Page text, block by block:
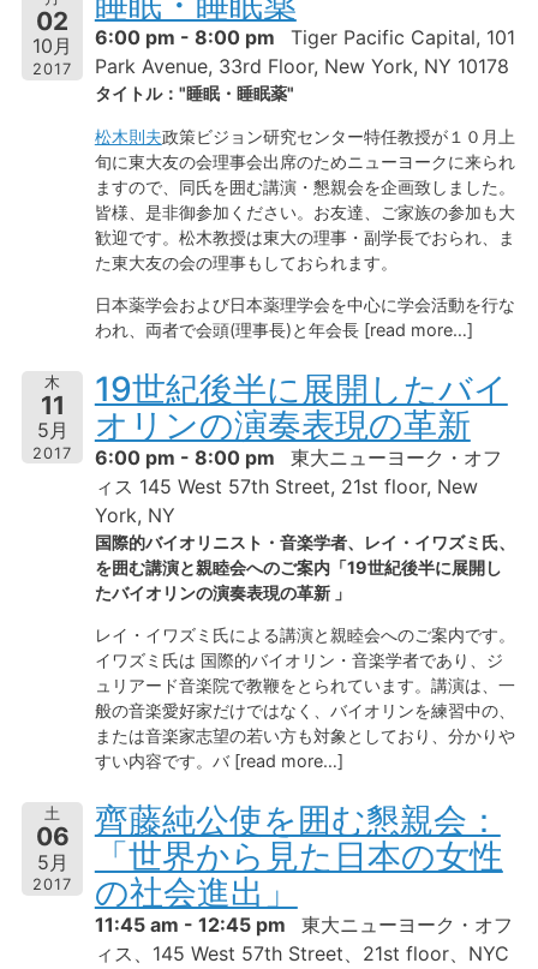
02
10月
2017
6:00 pm - 8:00 pm
Tiger Pacific Capital, 101
Park Avenue, 33rd Floor, New York, NY 10178
タイトル："睡眠・睡眠薬"
松木則夫政策ビジョン研究センター特任教授が１０月上
旬に東大友の会理事会出席のためニューヨークに来られ
ますので、同氏を囲む講演・懇親会を企画致しました。
皆様、是非御参加ください。お友達、ご家族の参加も大
歓迎です。松木教授は東大の理事・副学長でおられ、ま
た東大友の会の理事もしておられます。
日本薬学会および日本薬理学会を中心に学会活動を行な
われ、両者で会頭(理事長)と年会長 [read more…]
木
11
5月
2017
19世紀後半に展開したバイ
オリンの演奏表現の革新
6:00 pm - 8:00 pm
東大ニューヨーク・オフ
ィス 145 West 57th Street, 21st floor, New
York, NY
国際的バイオリニスト・音楽学者、レイ・イワズミ氏、
を囲む講演と親睦会へのご案内「19世紀後半に展開し
たバイオリンの演奏表現の革新 」
レイ・イワズミ氏による講演と親睦会へのご案内です。
イワズミ氏は 国際的バイオリン・音楽学者であり、ジ
ュリアード音楽院で教鞭をとられています。講演は、一
般の音楽愛好家だけではなく、バイオリンを練習中の、
または音楽家志望の若い方も対象としており、分かりや
すい内容です。バ [read more…]
土
06
5月
2017
齊藤純公使を囲む懇親会：
「世界から見た日本の女性
の社会進出」
11:45 am - 12:45 pm
東大ニューヨーク・オフ
ィス、145 West 57th Street、21st floor、NYC